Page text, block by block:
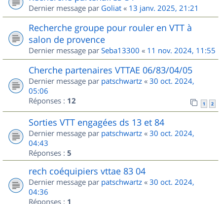
Dernier message par Goliat « 13 janv. 2025, 21:21
Recherche groupe pour rouler en VTT à
salon de provence
Dernier message par Seba13300 « 11 nov. 2024, 11:55
Cherche partenaires VTTAE 06/83/04/05
Dernier message par patschwartz « 30 oct. 2024,
05:06
Réponses : 12 1 2
Sorties VTT engagées ds 13 et 84
Dernier message par patschwartz « 30 oct. 2024,
04:43
Réponses : 5
rech coéquipiers vttae 83 04
Dernier message par patschwartz « 30 oct. 2024,
04:36
Réponses : 1